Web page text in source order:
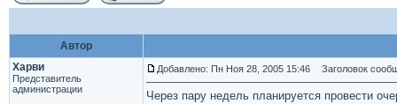
Автор
Харви
Представитель
администрации
Добавлено: Пн Ноя 28, 2005 15:46 Заголовок
Через пару недель планируется провести